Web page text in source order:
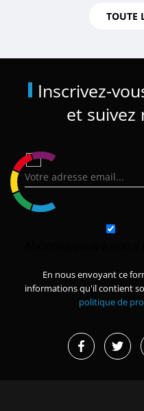
TOUTE
Inscrivez-
et suivez
En nous envoyant ce
informations qu'il contient
politique de